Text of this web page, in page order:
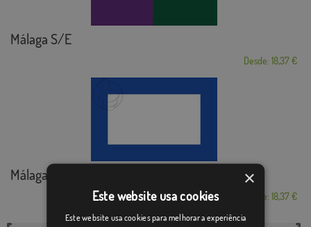
Málaga S/E
Desde: 18,37 €
Málaga marítima
Desde: 18,37 €
×
Este website usa cookies
Este website usa cookies para melhorar a experiência